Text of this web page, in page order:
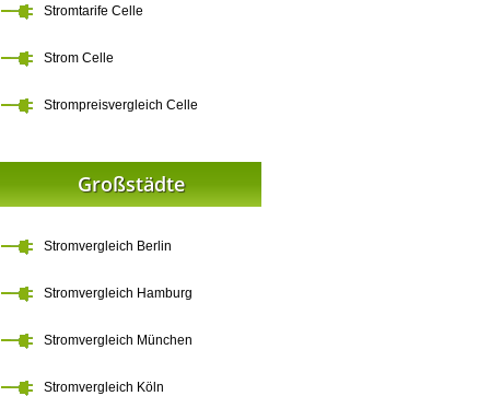
Stromtarife Celle
Strom Celle
Strompreisvergleich Celle
Großstädte
Stromvergleich Berlin
Stromvergleich Hamburg
Stromvergleich München
Stromvergleich Köln